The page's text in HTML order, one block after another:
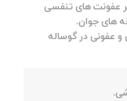
عفونت های تنفسی
های جوان.
عفونی در گوساله